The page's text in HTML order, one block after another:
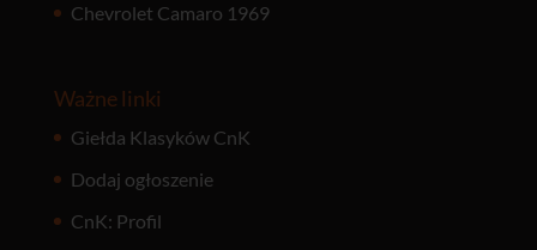
Chevrolet Camaro 1969
Ważne linki
Giełda Klasyków CnK
Dodaj ogłoszenie
CnK: Profil